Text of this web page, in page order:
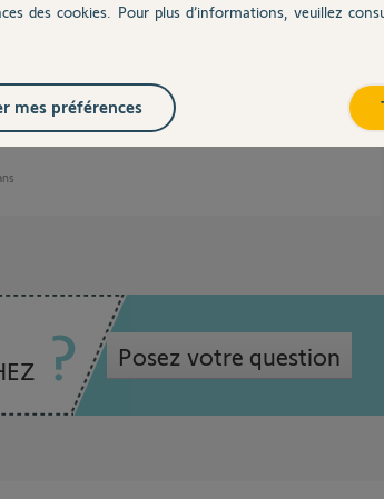
Pro pour vous le procurer.
SOMFY
Posez votre question
des cookies. Pour plus d’informations, veuillez
mes préférences